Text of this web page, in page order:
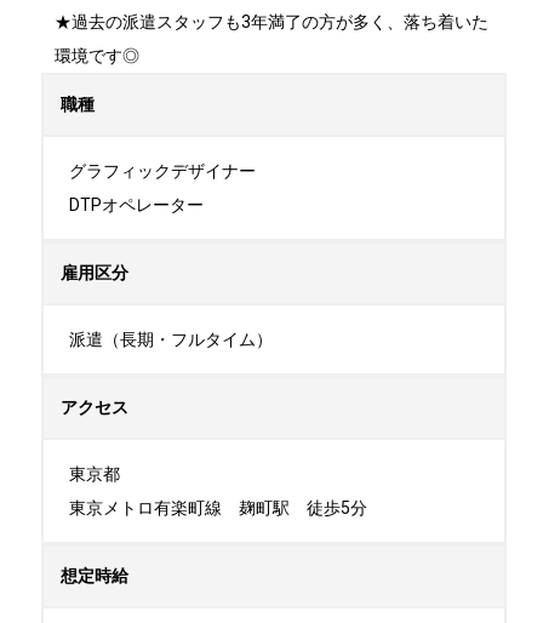
★過去の派遣スタッフも3年満了の方が多く、落ち着いた
環境です◎
職種
グラフィックデザイナー
DTPオペレーター
雇用区分
派遣（長期・フルタイム）
アクセス
東京都
東京メトロ有楽町線　麹町駅　徒歩5分
想定時給